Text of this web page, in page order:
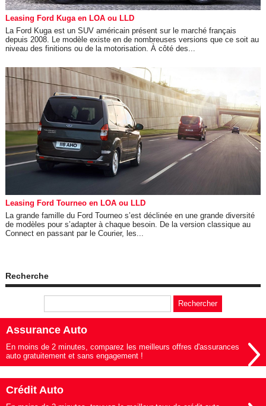
Leasing Ford Kuga en LOA ou LLD
La Ford Kuga est un SUV américain présent sur le marché français
depuis 2008. Le modèle existe en de nombreuses versions que ce soit au
niveau des finitions ou de la motorisation. À côté des...
Leasing Ford Tourneo en LOA ou LLD
La grande famille du Ford Tourneo s’est déclinée en une grande diversité
de modèles pour s’adapter à chaque besoin. De la version classique au
Connect en passant par le Courier, les...
Recherche
Assurance Auto
En moins de 2 minutes, comparez les meilleurs offres d'assurances
auto gratuitement et sans engagement !
Crédit Auto